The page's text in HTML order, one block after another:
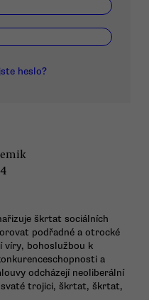
heslo?
škrtat sociálních
podřadné a otrocké
víry, bohoslužbou k
a
odcházejí neoliberální
trojici, škrtat, škrtat,